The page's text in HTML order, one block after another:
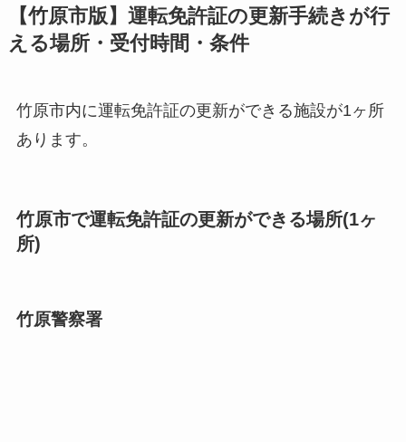
【竹原市版】運転免許証の更新手続きが行
える場所・受付時間・条件
竹原市内に運転免許証の更新ができる施設が1ヶ所
あります。
竹原市で運転免許証の更新ができる場所(1ヶ
所)
竹原警察署